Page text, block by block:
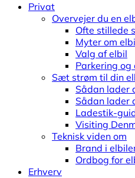
Privat
Overvejer du en
Ofte stillede
Myter om
Valg af elbil
Parkering
Sæt strøm til din
Sådan lader
Sådan lader
Ladestik-
Visiting
Teknisk viden om
Brand i
Ordbog for
Erhverv